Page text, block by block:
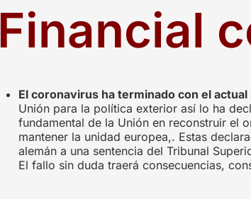
Financial
El coronavirus ha terminado con el
Unión para la política exterior así lo ha
fundamental de la Unión en reconstruir el
mantener la unidad europea,. Estas
alemán a una sentencia del Tribunal
El fallo sin duda traerá consecuencias,